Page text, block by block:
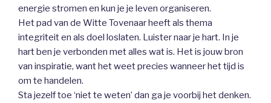
energie stromen en kun je je leven organiseren.
Het pad van de Witte Tovenaar heeft als thema
integriteit en als doel loslaten. Luister naar je hart. In je
hart ben je verbonden met alles wat is. Het is jouw bron
van inspiratie, want het weet precies wanneer het tijd is
om te handelen.
Sta jezelf toe ‘niet te weten’ dan ga je voorbij het denken.